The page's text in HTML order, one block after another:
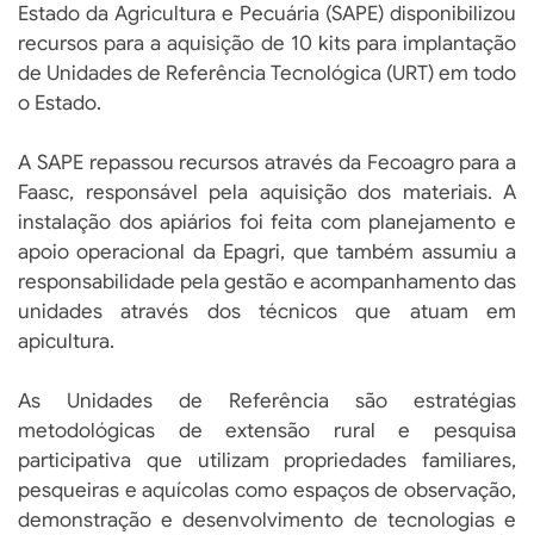
Estado da Agricultura e Pecuária (SAPE) disponibilizou
recursos para a aquisição de 10 kits para implantação
de Unidades de Referência Tecnológica (URT) em todo
o Estado.
A SAPE repassou recursos através da Fecoagro para a
Faasc, responsável pela aquisição dos materiais. A
instalação dos apiários foi feita com planejamento e
apoio operacional da Epagri, que também assumiu a
responsabilidade pela gestão e acompanhamento das
unidades através dos técnicos que atuam em
apicultura.
As Unidades de Referência são estratégias
metodológicas de extensão rural e pesquisa
participativa que utilizam propriedades familiares,
pesqueiras e aquícolas como espaços de observação,
demonstração e desenvolvimento de tecnologias e